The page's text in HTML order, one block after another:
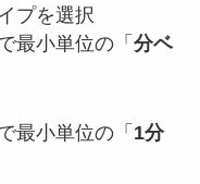
プを選択
最小単位の「 分ベ
最小単位の「 1分